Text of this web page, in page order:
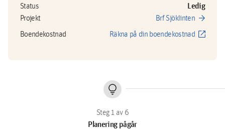
Status Ledig
Projekt Brf Sjöklinten arrow_forward
Boendekostnad Räkna på din boendekostnad open_in_new
lightbulb
Planering pågår